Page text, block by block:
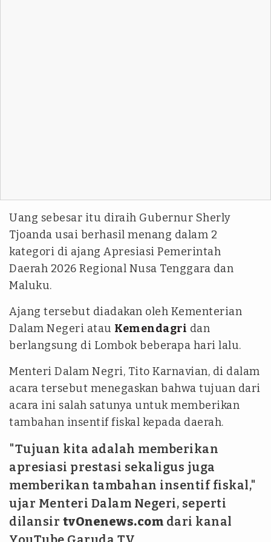
Uang sebesar itu diraih Gubernur Sherly
Tjoanda usai berhasil menang dalam 2
kategori di ajang Apresiasi Pemerintah
Daerah 2026 Regional Nusa Tenggara dan
Maluku.
Ajang tersebut diadakan oleh Kementerian
Dalam Negeri atau Kemendagri dan
berlangsung di Lombok beberapa hari lalu.
Menteri Dalam Negri, Tito Karnavian, di dalam
acara tersebut menegaskan bahwa tujuan dari
acara ini salah satunya untuk memberikan
tambahan insentif fiskal kepada daerah.
"Tujuan kita adalah memberikan
apresiasi prestasi sekaligus juga
memberikan tambahan insentif fiskal,"
ujar Menteri Dalam Negeri, seperti
dilansir tvOnenews.com dari kanal